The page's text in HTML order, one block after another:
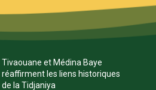
Tivaouane et Médina Baye
réaffirment les liens historiques
de la Tidjaniya